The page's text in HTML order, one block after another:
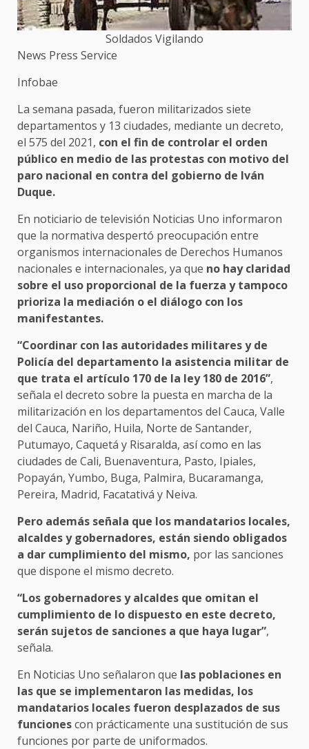
Soldados Vigilando
News Press Service
Infobae
La semana pasada, fueron militarizados siete
departamentos y 13 ciudades, mediante un decreto,
el 575 del 2021, con el fin de controlar el orden
público en medio de las protestas con motivo del
paro nacional en contra del gobierno de Iván
Duque.
En noticiario de televisión Noticias Uno informaron
que la normativa despertó preocupación entre
organismos internacionales de Derechos Humanos
nacionales e internacionales, ya que no hay claridad
sobre el uso proporcional de la fuerza y tampoco
prioriza la mediación o el diálogo con los
manifestantes.
“Coordinar con las autoridades militares y de
Policía del departamento la asistencia militar de
que trata el artículo 170 de la ley 180 de 2016”,
señala el decreto sobre la puesta en marcha de la
militarización en los departamentos del Cauca, Valle
del Cauca, Nariño, Huila, Norte de Santander,
Putumayo, Caquetá y Risaralda, así como en las
ciudades de Cali, Buenaventura, Pasto, Ipiales,
Popayán, Yumbo, Buga, Palmira, Bucaramanga,
Pereira, Madrid, Facatativá y Neiva.
Pero además señala que los mandatarios locales,
alcaldes y gobernadores, están siendo obligados
a dar cumplimiento del mismo, por las sanciones
que dispone el mismo decreto.
“Los gobernadores y alcaldes que omitan el
cumplimiento de lo dispuesto en este decreto,
serán sujetos de sanciones a que haya lugar”,
señala.
En Noticias Uno señalaron que las poblaciones en
las que se implementaron las medidas, los
mandatarios locales fueron desplazados de sus
funcionescon prácticamente una sustitución de sus
funciones por parte de uniformados.